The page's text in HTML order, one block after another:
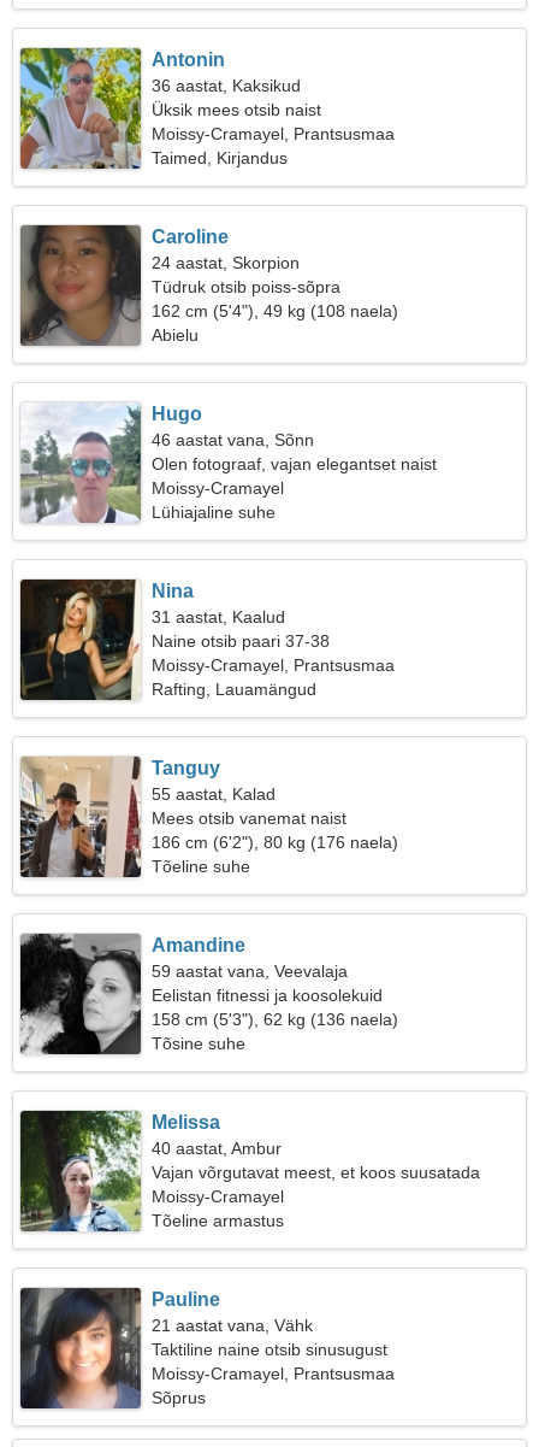
Antonin
36 aastat, Kaksikud
Üksik mees otsib naist
Moissy-Cramayel, Prantsusmaa
Taimed, Kirjandus
Caroline
24 aastat, Skorpion
Tüdruk otsib poiss-sõpra
162 cm (5'4"), 49 kg (108 naela)
Abielu
Hugo
46 aastat vana, Sõnn
Olen fotograaf, vajan elegantset naist
Moissy-Cramayel
Lühiajaline suhe
Nina
31 aastat, Kaalud
Naine otsib paari 37-38
Moissy-Cramayel, Prantsusmaa
Rafting, Lauamängud
Tanguy
55 aastat, Kalad
Mees otsib vanemat naist
186 cm (6'2"), 80 kg (176 naela)
Tõeline suhe
Amandine
59 aastat vana, Veevalaja
Eelistan fitnessi ja koosolekuid
158 cm (5'3"), 62 kg (136 naela)
Tõsine suhe
Melissa
40 aastat, Ambur
Vajan võrgutavat meest, et koos suusatada
Moissy-Cramayel
Tõeline armastus
Pauline
21 aastat vana, Vähk
Taktiline naine otsib sinusugust
Moissy-Cramayel, Prantsusmaa
Sõprus